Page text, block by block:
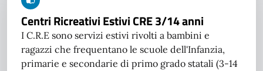
Centri Ricreativi Estivi CRE 3/14 anni
I C.R.E sono servizi estivi rivolti a bambini e
ragazzi che frequentano le scuole dell'Infanzia,
primarie e secondarie di primo grado statali (3-14